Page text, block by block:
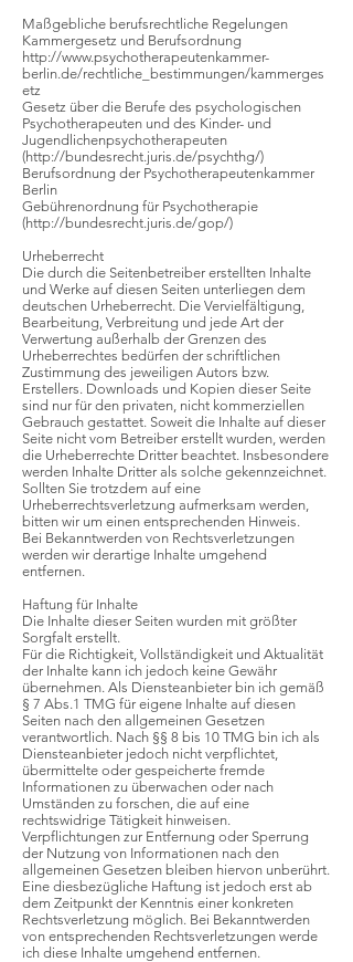
Maßgebliche berufsrechtliche Regelungen
Kammergesetz und Berufsordnung
http://www.psychotherapeutenkammer-
berlin.de/rechtliche_bestimmungen/kammerges
etz
Gesetz über die Berufe des psychologischen
Psychotherapeuten und des Kinder- und
Jugendlichenpsychotherapeuten
(http://bundesrecht.juris.de/psychthg/)
Berufsordnung der Psychotherapeutenkammer
Berlin
Gebührenordnung für Psychotherapie
(http://bundesrecht.juris.de/gop/)
Urheberrecht
Die durch die Seitenbetreiber erstellten Inhalte
und Werke auf diesen Seiten unterliegen dem
deutschen Urheberrecht. Die Vervielfältigung,
Bearbeitung, Verbreitung und jede Art der
Verwertung außerhalb der Grenzen des
Urheberrechtes bedürfen der schriftlichen
Zustimmung des jeweiligen Autors bzw.
Erstellers. Downloads und Kopien dieser Seite
sind nur für den privaten, nicht kommerziellen
Gebrauch gestattet. Soweit die Inhalte auf dieser
Seite nicht vom Betreiber erstellt wurden, werden
die Urheberrechte Dritter beachtet. Insbesondere
werden Inhalte Dritter als solche gekennzeichnet.
Sollten Sie trotzdem auf eine
Urheberrechtsverletzung aufmerksam werden,
bitten wir um einen entsprechenden Hinweis.
Bei Bekanntwerden von Rechtsverletzungen
werden wir derartige Inhalte umgehend
entfernen.
Haftung für Inhalte
Die Inhalte dieser Seiten wurden mit größter
Sorgfalt erstellt.
Für die Richtigkeit, Vollständigkeit und Aktualität
der Inhalte kann ich jedoch keine Gewähr
übernehmen. Als Diensteanbieter bin ich gemäß
§ 7 Abs.1 TMG für eigene Inhalte auf diesen
Seiten nach den allgemeinen Gesetzen
verantwortlich. Nach §§ 8 bis 10 TMG bin ich als
Diensteanbieter jedoch nicht verpflichtet,
übermittelte oder gespeicherte fremde
Informationen zu überwachen oder nach
Umständen zu forschen, die auf eine
rechtswidrige Tätigkeit hinweisen.
Verpflichtungen zur Entfernung oder Sperrung
der Nutzung von Informationen nach den
allgemeinen Gesetzen bleiben hiervon unberührt.
Eine diesbezügliche Haftung ist jedoch erst ab
dem Zeitpunkt der Kenntnis einer konkreten
Rechtsverletzung möglich. Bei Bekanntwerden
von entsprechenden Rechtsverletzungen werde
ich diese Inhalte umgehend entfernen.